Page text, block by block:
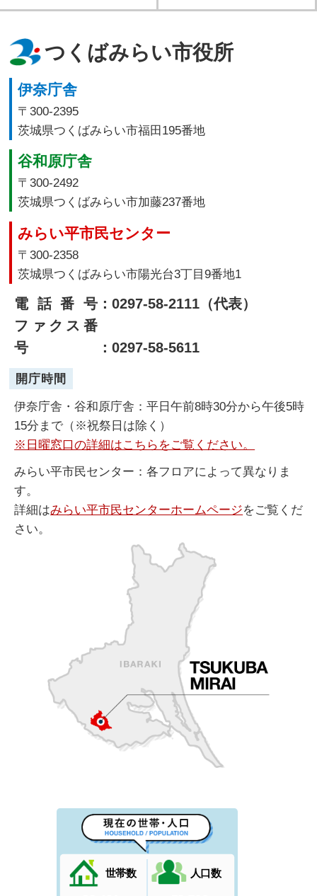
つくばみらい市役所
伊奈庁舎
〒300-2395
茨城県つくばみらい市福田195番地
谷和原庁舎
〒300-2492
茨城県つくばみらい市加藤237番地
みらい平市民センター
〒300-2358
茨城県つくばみらい市陽光台3丁目9番地1
電話番号：0297-58-2111（代表）
ファクス番
号
：0297-58-5611
開庁時間
伊奈庁舎・谷和原庁舎：平日午前8時30分から午後5時
15分まで（※祝祭日は除く）
※日曜窓口の詳細はこちらをご覧ください。
みらい平市民センター：各フロアによって異なりま
す。
詳細はみらい平市民センターホームページをご覧くだ
さい。